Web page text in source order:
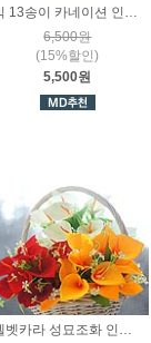
빅 13송이 카네이션 인테리어 조화 꽃부쉬
6,500원
(15%할인)
5,500원